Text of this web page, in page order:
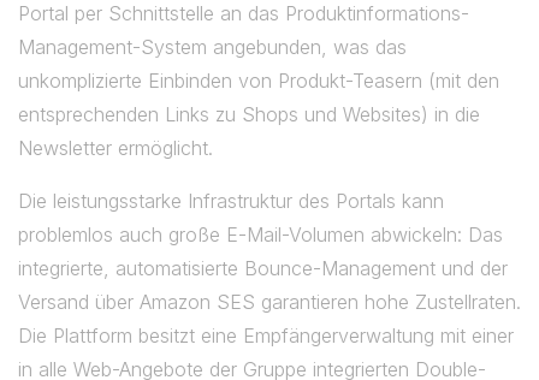
Portal per Schnittstelle an das Produktinformations-
Management-System angebunden, was das
unkomplizierte Einbinden von Produkt-Teasern (mit den
entsprechenden Links zu Shops und Websites) in die
Newsletter ermöglicht.
Die leistungsstarke Infrastruktur des Portals kann
problemlos auch große E-Mail-Volumen abwickeln: Das
integrierte, automatisierte Bounce-Management und der
Versand über Amazon SES garantieren hohe Zustellraten.
Die Plattform besitzt eine Empfängerverwaltung mit einer
in alle Web-Angebote der Gruppe integrierten Double-